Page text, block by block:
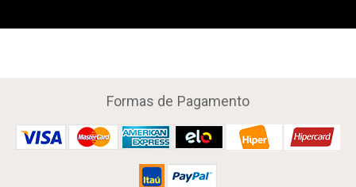
Formas de Pagamento